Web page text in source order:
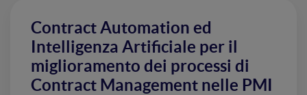
Contract Automation ed
Intelligenza Artificiale per il
miglioramento dei processi di
Contract Management nelle PMI